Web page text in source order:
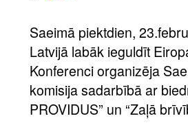
Saeimā piektdien,
Latvijā labāk ieguldīt
Konferenci organizēja
komisija sadarbībā ar
PROVIDUS” un “Zaļā